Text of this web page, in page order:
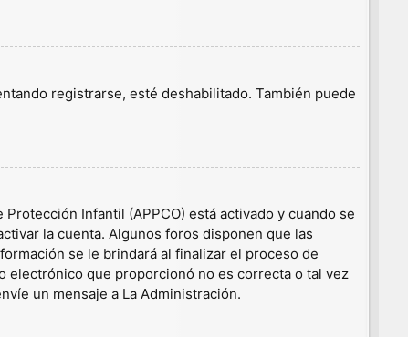
registrarse, esté deshabilitado. También puede
Infantil (APPCO) está activado y cuando se
la cuenta. Algunos foros disponen que las
se le brindará al finalizar el proceso de
electrónico que proporcionó no es correcta o tal vez
un mensaje a La Administración.